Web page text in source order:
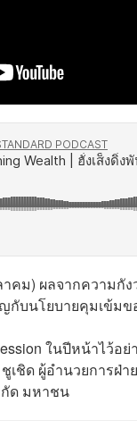
คม) ผลจากความกั
กับนโยบายคุมเข้มข
ในปีหน้าไว้อ
ชิด ผู้อำนวยการฝ่า
ด มหาชน